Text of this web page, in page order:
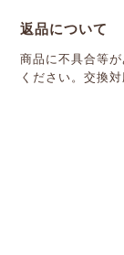
返品について
商品に不具合等
ください。交換